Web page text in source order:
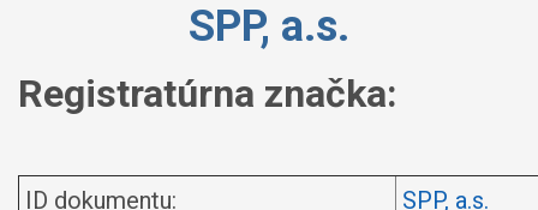
SPP, a.s.
Registratúrna značka:
ID dokumentu:
SPP, a.s.